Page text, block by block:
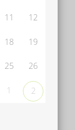
11 12
18 19
25 26
1 2